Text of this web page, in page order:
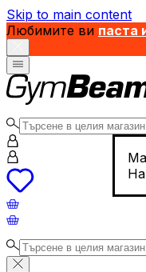
Skip to main content
Любимите ви паста